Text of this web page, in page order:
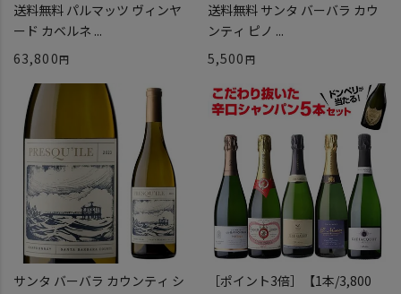
送料無料 パルマッツ ヴィンヤ
ード カベルネ ...
63,800
送料無料 サンタ バーバラ カウ
ンティ ピノ ...
5,500
サンタ バーバラ カウンティ シ
［ポイント3倍］【1本/3,800